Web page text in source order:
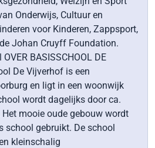
Onderwijs, Cultuur en
voor Kinderen, Zappsport,
Johan Cruyff Foundation.
BASISSCHOOL DE
De Vijverhof is een
en ligt in een woonwijk
wordt dagelijks door ca.
mooie oude gebouw wordt
school gebruikt. De school
kleinschalig